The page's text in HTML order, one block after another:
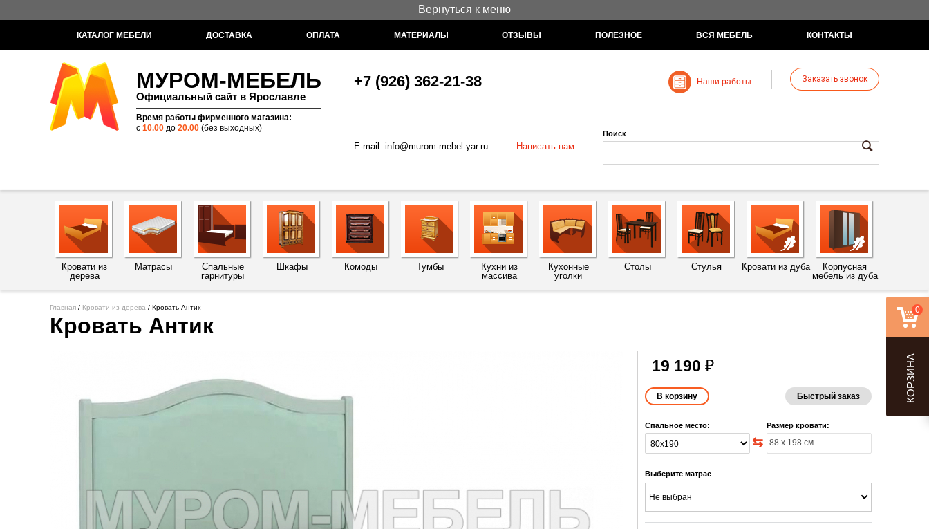
Вернуться к меню
КАТАЛОГ МЕБЕЛИ ДОСТАВКА ОПЛАТА МАТЕРИАЛЫ ОТЗЫВЫ ПОЛЕЗНОЕ ВСЯ МЕБЕЛЬ КОНТАКТЫ
МУРОМ-МЕБЕЛЬ
Официальный сайт в Ярославле
Время работы фирменного магазина:
с 10.00 до 20.00 (без выходных)
+7 (926) 362-21-38 Наши работы Заказать звонок
E-mail: info@murom-mebel-yar.ru Написать нам
Поиск
Кровати из
дерева
Матрасы
Спальные
гарнитуры
Шкафы Комоды Тумбы
Кухни из
массива
Кухонные
уголки
Столы Стулья Кровати из дуба
Корпусная
мебель из дуба
Главная / Кровати из дерева / Кровать Антик
Кровать Антик
19 190 ₽
Быстрый заказ
Спальное место: Размер кровати:
Выберите матрас
Не выбран
0
КОРЗИНА